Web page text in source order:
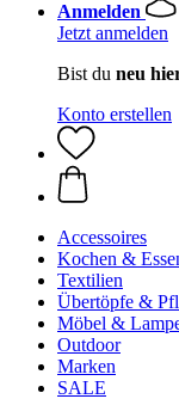
Anmelden
Jetzt anmelden
Bist du neu
Konto erstellen
Accessoires
Kochen &
Textilien
Übertöpfe &
Möbel &
Outdoor
Marken
SALE